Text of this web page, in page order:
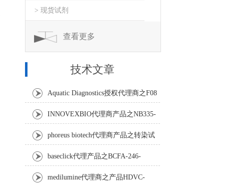
> 现货试剂
查看更多
技术文章
Aquatic Diagnostics授权代理商之F08
Anti-Turbot IgM monoclonal antibody
INNOVEXBIO代理商产品之NB335-
60-60ML Fc Receptor Blocker – Azide-Free
phoreus biotech代理商产品之转染试
剂BAPtofect-25 5mg kit
baseclick代理产品之BCFA-246-
5mg，Tri-β-GalNAc-PEG3-Azide
medilumine代理商之产品HDVC-